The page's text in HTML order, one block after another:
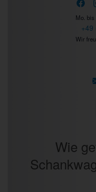
Mo. bis
+49
Wir
Wie